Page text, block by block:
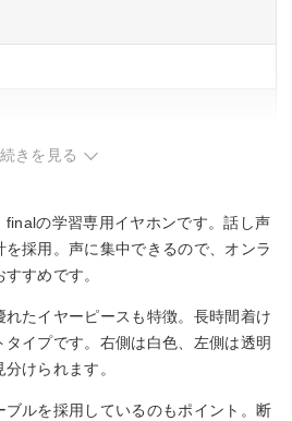
続きを見る
finalの学習専用イヤホンです。話し声
採用。声に集中できるので、オンラ
すめです。
れたイヤーピースも特徴。長時間着け
イプです。右側は白色、左側は透明
けられます。
ルを採用しているのもポイント。断